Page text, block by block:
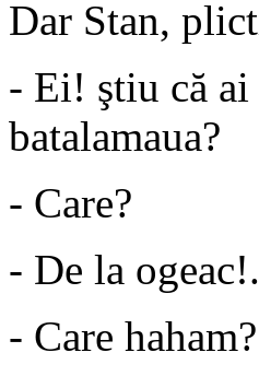
Dar Stan,
- Ei! ştiu că ai
batalamaua?
- Care?
- De la
- Care